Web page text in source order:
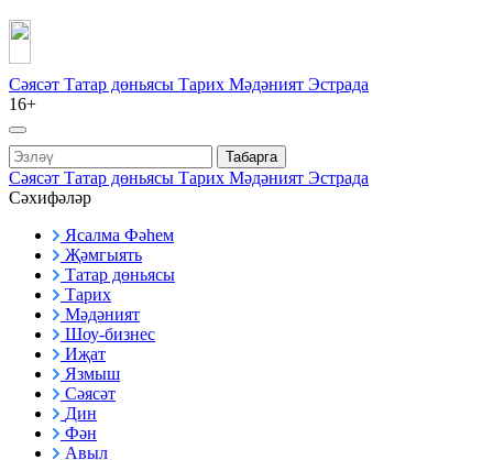
Сәясәт Татар дөньясы Тарих Мәдәният Эстрада
16+
Табарга
Сәясәт Татар дөньясы Тарих Мәдәният Эстрада
Сәхифәләр
Ясалма Фәһем
Җәмгыять
Татар дөньясы
Тарих
Мәдәният
Шоу-бизнес
Иҗат
Язмыш
Сәясәт
Дин
Фән
Авыл